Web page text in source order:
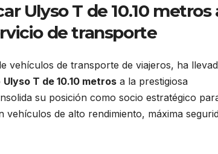
Ulyso T de 10.10 metros
de transporte
vehículos de transporte de viajeros, ha
Ulyso T de 10.10 metros a la prestigiosa
su posición como socio estratégico
de alto rendimiento, máxima